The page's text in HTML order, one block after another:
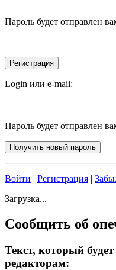
Пароль будет отправлен
Login или e-mail:
Пароль будет отправлен
Войти | Регистрация |
Загрузка...
Сообщить об
Текст, который
редакторам: